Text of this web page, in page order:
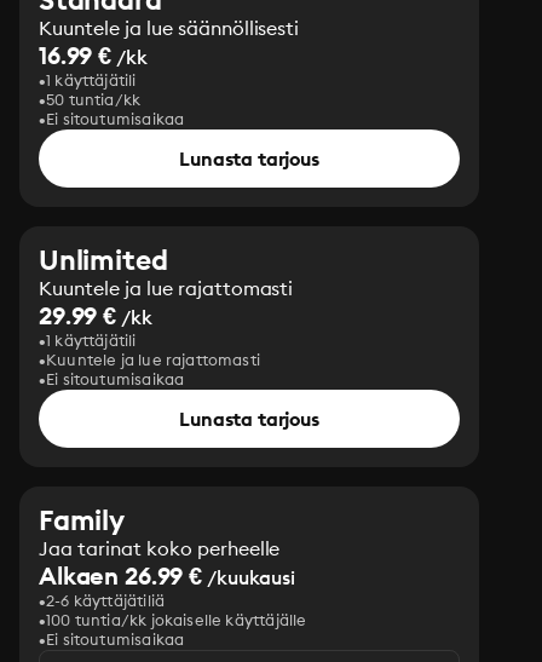
Kuuntele ja lue säännöllisesti
16.99 € /kk
1 käyttäjätili
50 tuntia/kk
Ei sitoutumisaikaa
Lunasta tarjous
Unlimited
Kuuntele ja lue rajattomasti
29.99 € /kk
1 käyttäjätili
Kuuntele ja lue rajattomasti
Ei sitoutumisaikaa
Lunasta tarjous
Family
Jaa tarinat koko perheelle
Alkaen 26.99 € /kuukausi
2-6 käyttäjätiliä
100 tuntia/kk jokaiselle käyttäjälle
Ei sitoutumisaikaa